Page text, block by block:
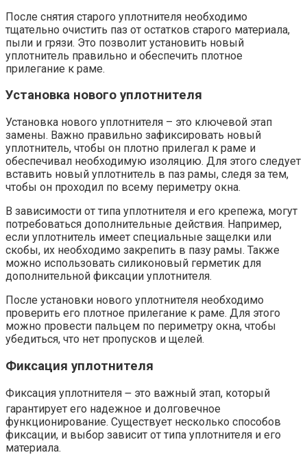
После снятия старого уплотнителя необходимо
тщательно очистить паз от остатков старого материала,
пыли и грязи. Это позволит установить новый
уплотнитель правильно и обеспечить плотное
прилегание к раме.
Установка нового уплотнителя
Установка нового уплотнителя – это ключевой этап
замены. Важно правильно зафиксировать новый
уплотнитель, чтобы он плотно прилегал к раме и
обеспечивал необходимую изоляцию. Для этого следует
вставить новый уплотнитель в паз рамы, следя за тем,
чтобы он проходил по всему периметру окна.
В зависимости от типа уплотнителя и его крепежа, могут
потребоваться дополнительные действия. Например,
если уплотнитель имеет специальные защелки или
скобы, их необходимо закрепить в пазу рамы. Также
можно использовать силиконовый герметик для
дополнительной фиксации уплотнителя.
После установки нового уплотнителя необходимо
проверить его плотное прилегание к раме. Для этого
можно провести пальцем по периметру окна, чтобы
убедиться, что нет пропусков и щелей.
Фиксация уплотнителя
Фиксация уплотнителя ౼ это важный этап, который
гарантирует его надежное и долговечное
функционирование. Существует несколько способов
фиксации, и выбор зависит от типа уплотнителя и его
материала.